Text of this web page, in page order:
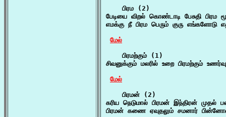
    பிரம (2)
பேடியை விறல் கொண்டாடி பேசுதி பிரம
எமக்கு நீ பிரம பெரும் குரு எங்களோடு
மேல்
    பிரமற்கும் (1)
சிவனுக்கும் மலரில் உறை பிரமற்கும்
மேல்
    பிரமன் (2)
கரிய நெடுமால் பிரமன் இந்திரன்
பிரமன் கணை ஏவுதலும் சமனார்